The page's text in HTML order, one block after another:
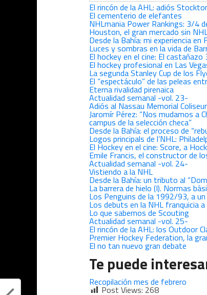
El rincón de la AHL: adiós
El cementerio de elefantes
NHLmania Power Rankings: 3/4
Houston, el gran mercado sin
Desde la Bahía: mi experiencia en
Luces y sombras en la vida de
El hockey en el cine: El castañazo
El hockey profesional en Las
La segunda Stanley Cup de los
El “espectáculo” de las peleas
Eterna rivalidad pirenaica
Actualidad semanal -vol. 23-
Adiós al Nassau Memorial
Jaromír Pérez: “Nos mudamos a
campus de la selección checa”
Desde la Bahía: el proceso de
Logos principals de l’NHL:
El Hockey en el cine: Score, a
Emile Francis, el constructor de
Actualidad semanal -vol. 24-
Vistiendo a la NHL
Desde la Bahía: un tributo al
La barrera de hielo (I). Normas
Los Penguins de la 1992/93, a
Los debuts en la NHL franquicia
Lo que sabemos de Scouting
Actualidad semanal -vol. 25-
El rincón de la AHL: los Outdoor
Premier Hockey Federation, la
El no tan nuevo gran debate
Te puede
Recopilación mes de febrero
Post Views: 268